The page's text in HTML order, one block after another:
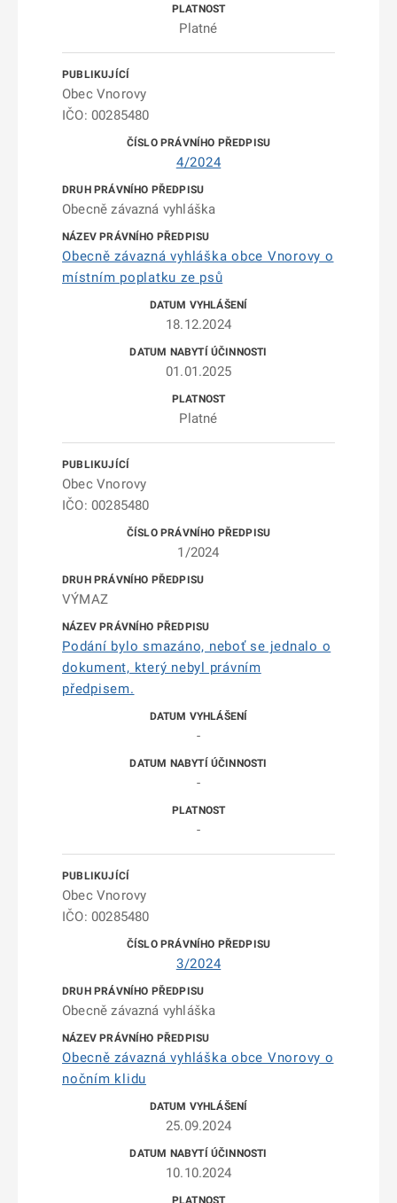
Platné
Obec Vnorovy
IČO: 00285480
4/2024
Obecně závazná vyhláška
Obecně závazná vyhláška obce Vnorovy o
místním poplatku ze psů
18.12.2024
01.01.2025
Platné
Obec Vnorovy
IČO: 00285480
1/2024
VÝMAZ
Podání bylo smazáno, neboť se jednalo o
dokument, který nebyl právním
předpisem.
-
-
-
Obec Vnorovy
IČO: 00285480
3/2024
Obecně závazná vyhláška
Obecně závazná vyhláška obce Vnorovy o
nočním klidu
25.09.2024
10.10.2024